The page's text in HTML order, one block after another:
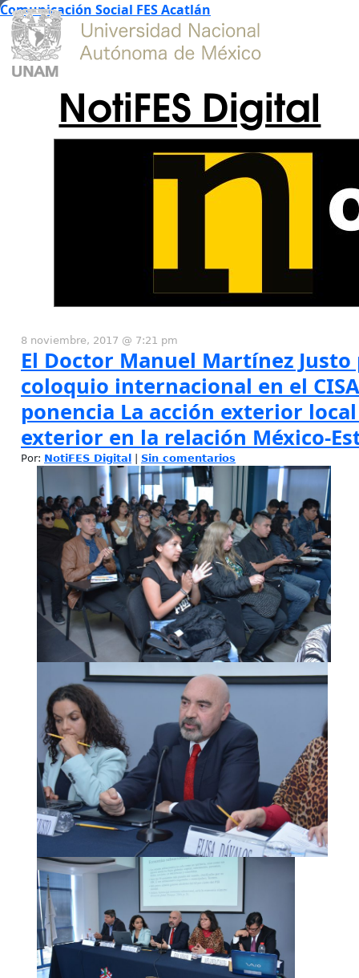
Comunicación Social FES Acatlán
NotiFES Digital
8 noviembre, 2017 @ 7:21 pm
El Doctor Manuel Martínez
coloquio internacional en el
ponencia La acción exterior
exterior en la relación México-
Por: NotiFES Digital Sin comentarios